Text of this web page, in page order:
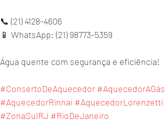
📞 (21) 4128-4606
📱 WhatsApp: (21) 98773-5359
Água quente com segurança e eficiência!
#ConsertoDeAquecedor #AquecedorAGás
#AquecedorRinnai #AquecedorLorenzetti
#ZonaSulRJ #RioDeJaneiro